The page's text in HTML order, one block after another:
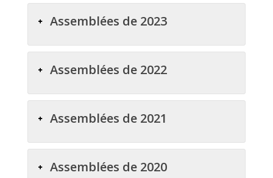
Assemblées de 2023
Assemblées de 2022
Assemblées de 2021
Assemblées de 2020